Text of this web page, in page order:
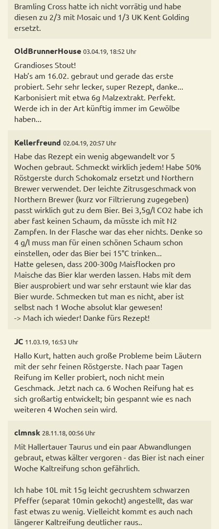
Bramling Cross hatte ich nicht vorrätig und habe
diesen zu 2/3 mit Mosaic und 1/3 UK Kent Golding
ersetzt.
OldBrunnerHouse 03.04.19, 18:52 Uhr
Grandioses Stout!
Hab’s am 16.02. gebraut und gerade das erste
probiert. Sehr sehr lecker, super Rezept, danke...
Karbonisiert mit etwa 6g Malzextrakt. Perfekt.
Werde ich in der Art künftig immer im Gewölbe
haben...
Kellerfreund 02.04.19, 20:57 Uhr
Habe das Rezept ein wenig abgewandelt vor 5
Wochen gebraut. Schmeckt wirklich jedem! Habe 50%
Röstgerste durch Schokomalz ersetzt und Northern
Brewer verwendet. Der leichte Zitrusgeschmack von
Northern Brewer (kurz vor Filtrierung zugegeben)
passt wirklich gut zu dem Bier. Bei 3,5g/l CO2 habe ich
aber fast keinen Schaum, da müsste ich mit N2
Zampfen. In der Flasche war das eher nichts. Denke so
4 g/l muss man für einen schönen Schaum schon
einstellen, oder das Bier bei 15°C trinken...
Hatte gelesen, dass 200-300g Maisflocken pro
Maische das Bier klar werden lassen. Habs mit dem
Bier ausprobiert und war sehr erstaunt wie klar das
Bier wurde. Schmecken tut man es nicht, aber ist
selbst nach 1 Woche absolut klar gewesen!
-> Mach ich wieder! Danke fürs Rezept!
JC 11.03.19, 16:53 Uhr
Hallo Kurt, hatten auch große Probleme beim Läutern
mit der sehr feinen Röstgerste. Nach paar Tagen
Reifung im Keller probiert, noch nicht mein
Geschmack. Jetzt nach ca. 6 Wochen Reifung hat es
sich großartig entwickelt; bin gespannt wie es nach
clmnsk 28.11.18, 00:56 Uhr
Mit Hallertauer Taurus und ein paar Abwandlungen
gebraut, etwas kälter vergoren - das Bier ist nach einer
Woche Kaltreifung schon gefährlich.
Ich habe 10L mit 15g leicht gecrushtem schwarzen
Pfeffer (separat 10min gekocht) angestellt, das war
fast etwas zu wenig. Vielleicht kommt es auch nach
längerer Kaltreifung deutlicher raus..